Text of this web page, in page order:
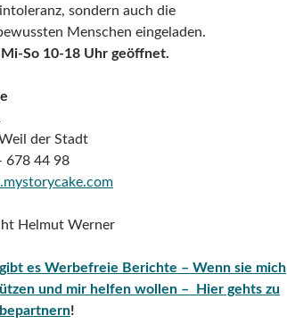
sondern auch die
Menschen eingeladen.
Mi-So 10-18 Uhr geöffnet.
der Stadt
678 44 98
Helmut Werner
es Werbefreie Berichte – Wenn sie mich
und mir helfen wollen – Hier gehts zu
!